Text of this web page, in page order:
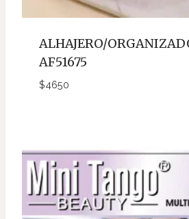
ALHAJERO/
AF51675
$4650